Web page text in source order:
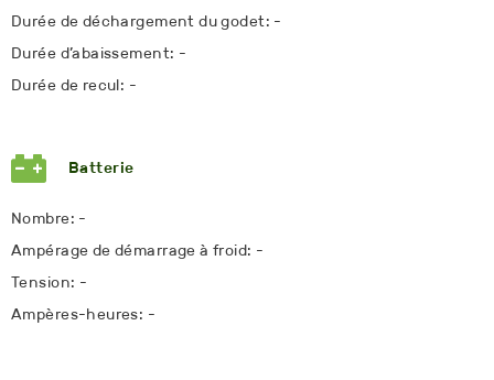
Durée de déchargement du godet: -
Durée d’abaissement: -
Durée de recul: -
Batterie
Nombre: -
Ampérage de démarrage à froid: -
Tension: -
Ampères-heures: -